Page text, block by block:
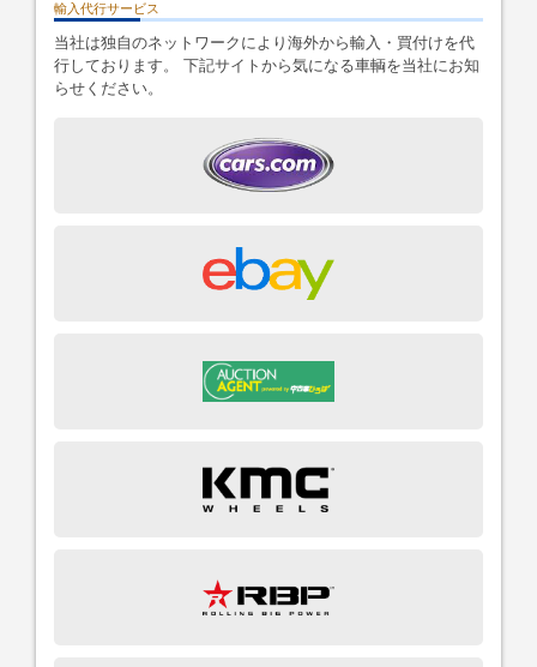
輸入代行サービス
当社は独自のネットワークにより海外から輸入・買付けを代
行しております。 下記サイトから気になる車輌を当社にお知
らせください。